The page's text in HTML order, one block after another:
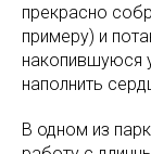
прекрасно
примеру) и
накопившуюся
наполнить
В одном из